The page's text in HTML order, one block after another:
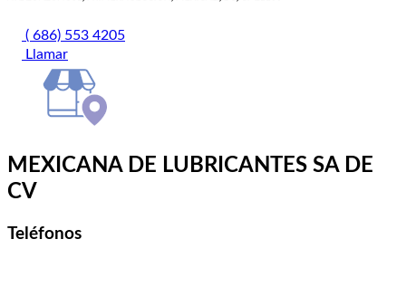
( 686) 553 4205
Llamar
MEXICANA DE LUBRICANTES SA DE
CV
Teléfonos